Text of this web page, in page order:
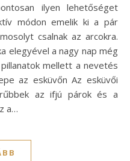
ilyen lehetőséget
módon emelik ki a pár
csalnak az arcokra.
elegyével a nagy nap még
mellett a nevetés
az esküvőn Az esküvői
az ifjú párok és a
a…